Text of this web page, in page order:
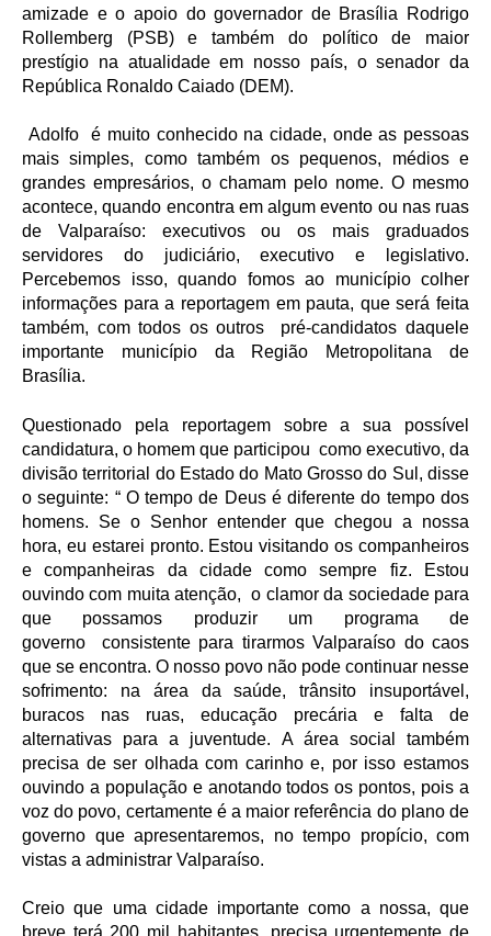
amizade e o apoio do governador de Brasília Rodrigo
Rollemberg (PSB) e também do político de maior
prestígio na atualidade em nosso país, o senador da
República Ronaldo Caiado (DEM).
Adolfo é muito conhecido na cidade, onde as pessoas
mais simples, como também os pequenos, médios e
grandes empresários, o chamam pelo nome. O mesmo
acontece, quando encontra em algum evento ou nas ruas
de Valparaíso: executivos ou os mais graduados
servidores do judiciário, executivo e legislativo.
Percebemos isso, quando fomos ao município colher
informações para a reportagem em pauta, que será feita
também, com todos os outros pré-candidatos daquele
importante município da Região Metropolitana de
Brasília.
Questionado pela reportagem sobre a sua possível
candidatura, o homem que participou como executivo, da
divisão territorial do Estado do Mato Grosso do Sul, disse
o seguinte: “ O tempo de Deus é diferente do tempo dos
homens. Se o Senhor entender que chegou a nossa
hora, eu estarei pronto. Estou visitando os companheiros
e companheiras da cidade como sempre fiz. Estou
ouvindo com muita atenção, o clamor da sociedade para
que possamos produzir um programa de
governo consistente para tirarmos Valparaíso do caos
que se encontra. O nosso povo não pode continuar nesse
sofrimento: na área da saúde, trânsito insuportável,
buracos nas ruas, educação precária e falta de
alternativas para a juventude. A área social também
precisa de ser olhada com carinho e, por isso estamos
ouvindo a população e anotando todos os pontos, pois a
voz do povo, certamente é a maior referência do plano de
governo que apresentaremos, no tempo propício, com
vistas a administrar Valparaíso.
Creio que uma cidade importante como a nossa, que
breve terá 200 mil habitantes, precisa urgentemente de